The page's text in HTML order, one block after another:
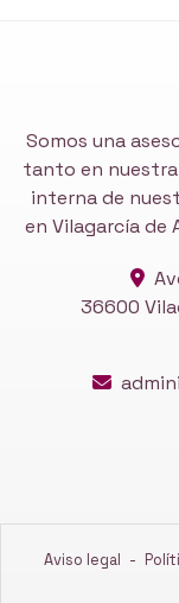
Somos una
tanto en
interna de
en Vilagarcía de
36600
Aviso legal -